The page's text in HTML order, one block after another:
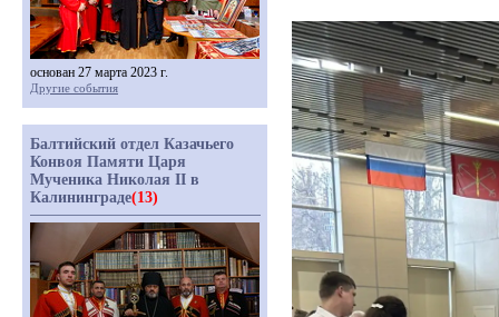
основан 27 марта 2023 г.
Другие события
Балтийский отдел Казачьего
Конвоя Памяти Царя
Мученика Николая II в
Калининграде(13)